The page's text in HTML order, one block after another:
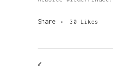
Share 30 Likes